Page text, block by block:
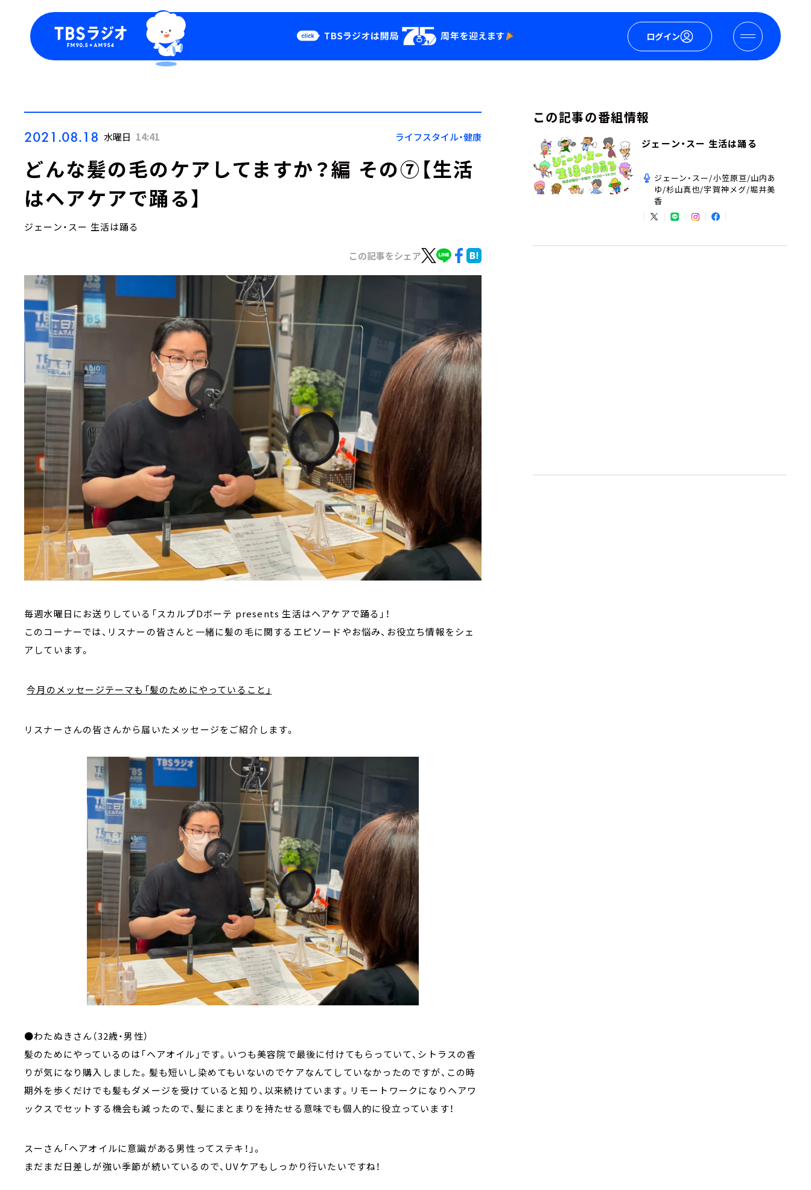
ログイン
Podcast
YouTube
会社情報
2021.08.18 水曜日 14:41 ライフスタイル・健康
どんな髪の毛のケアしてますか？編 その⑦【生活
はヘアケアで踊る】
ジェーン・スー 生活は踊る
この記事をシェア
毎週水曜日にお送りしている「スカルプDボーテ presents 生活はヘアケアで踊る」！
このコーナーでは、リスナーの皆さんと一緒に髪の毛に関するエピソードやお悩み、お役立ち情報をシェ
アしています。
今月のメッセージテーマも「髪のためにやっていること」
リスナーさんの皆さんから届いたメッセージをご紹介します。
●わたぬきさん（32歳・男性）
髪のためにやっているのは「ヘアオイル」です。いつも美容院で最後に付けてもらっていて、シトラスの香
りが気になり購入しました。髪も短いし染めてもいないのでケアなんてしていなかったのですが、この時
期外を歩くだけでも髪もダメージを受けていると知り、以来続けています。リモートワークになりヘアワ
ックスでセットする機会も減ったので、髪にまとまりを持たせる意味でも個人的に役立っています！
スーさん「ヘアオイルに意識がある男性ってステキ！」。
まだまだ日差しが強い季節が続いているので、UVケアもしっかり行いたいですね！
この記事の番組情報
ジェーン・スー 生活は踊る
ジェーン・スー/小笠原亘/山内あ
ゆ/杉山真也/宇賀神メグ/堀井美
香